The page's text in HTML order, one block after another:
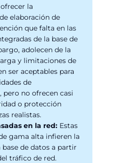
la
elaboración de
que falta en las
de la base de
adolecen de la
y limitaciones de
ser aceptables para
de
no ofrecen casi
o protección
realistas.
en la red: Estas
gama alta infieren la
de datos a partir
tráfico de red.